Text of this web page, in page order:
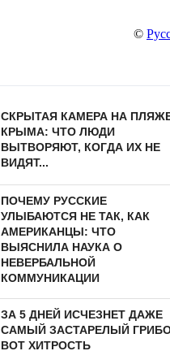
©
СКРЫТАЯ КАМЕРА НА
КРЫМА: ЧТО ЛЮДИ
ВЫТВОРЯЮТ, КОГДА ИХ НЕ
ВИДЯТ...
ПОЧЕМУ РУССКИЕ
УЛЫБАЮТСЯ НЕ ТАК, КАК
АМЕРИКАНЦЫ: ЧТО
ВЫЯСНИЛА НАУКА О
НЕВЕРБАЛЬНОЙ
КОММУНИКАЦИИ
ЗА 5 ДНЕЙ ИСЧЕЗНЕТ ДАЖЕ
САМЫЙ ЗАСТАРЕЛЫЙ
ВОТ ХИТРОСТЬ